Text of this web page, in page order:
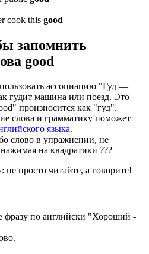
cook this good
запомнить
good
ассоциацию "Гуд —
гудит машина или поезд. Это
произносится как "гуд".
слова и грамматику поможет
языка.
слово в упражнении, не
нажимая на квадратики ???
просто читайте, а говорите!
по английски "Хороший -